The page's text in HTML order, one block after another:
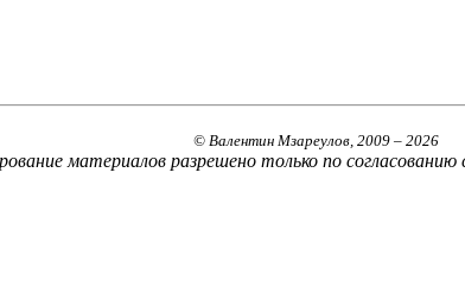
© Валентин Мзареулов, 2009 – 2026
материалов разрешено только по